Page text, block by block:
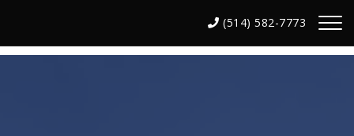
(514) 582-7773